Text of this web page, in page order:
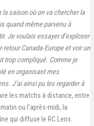
la saison où on va chercher la
quand même parvenu à
Je voulais essayer d’exploser
Canada-Europe et voir un
trop compliqué. Comme je
en organisant mes
J’ai ainsi pu les regarder à
les matchs à distance, entre
ou l’après-midi, la
qui diffuse le RC Lens.